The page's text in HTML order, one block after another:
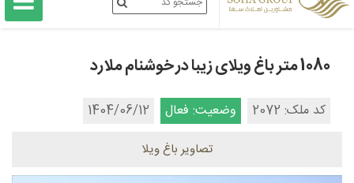
1080 متر باغ ویلای زیبا در خوشنام ملارد
کد ملک: 2072 وضعیت: فعال 1404/06/12
تصاویر باغ ویلا